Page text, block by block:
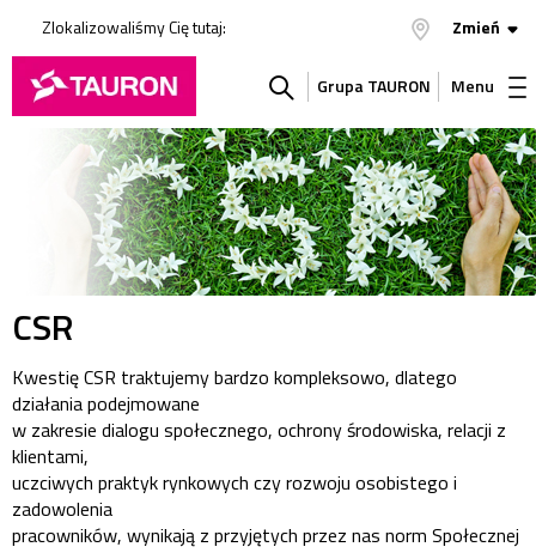
Zlokalizowaliśmy Cię tutaj: Zmień
Szukaj
w
serwisie
Grupa TAURON Menu
CSR
Kwestię CSR traktujemy bardzo kompleksowo, dlatego
działania podejmowane
w zakresie dialogu społecznego, ochrony środowiska, relacji z
klientami,
uczciwych praktyk rynkowych czy rozwoju osobistego i
zadowolenia
pracowników, wynikają z przyjętych przez nas norm Społecznej